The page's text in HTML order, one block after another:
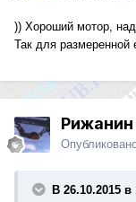
)) Хороший мотор,
Так для размеренной
Рижанин
В 26.10.2015 в